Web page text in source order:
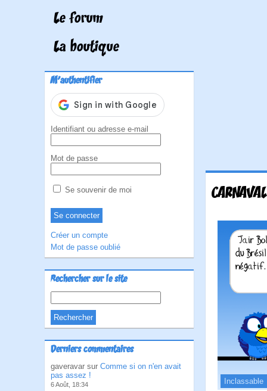
Le forum
La boutique
M'authentifier
Identifiant ou adresse e-mail
Mot de passe
Se souvenir de moi
Créer un compte
Mot de passe oublié
Rechercher sur le site
Derniers commentaires
gaveravar sur Comme si on n'en avait
pas assez !
6 Août, 18:34 Inclassable